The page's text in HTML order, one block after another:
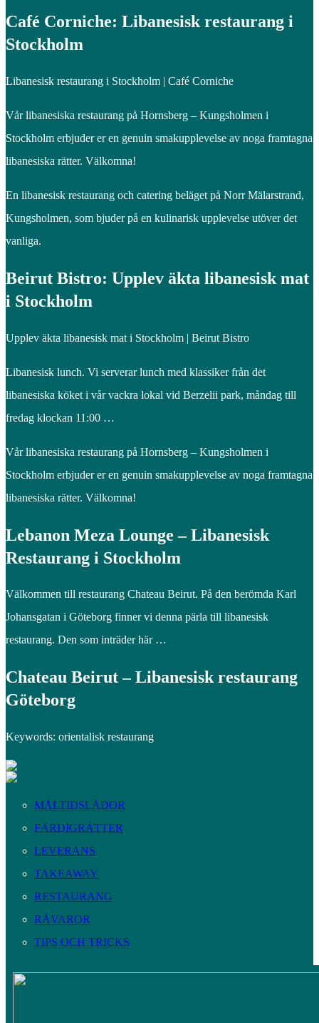
Café Corniche: Libanesisk restaurang i
Stockholm
Libanesisk restaurang i Stockholm | Café Corniche
Vår libanesiska restaurang på Hornsberg – Kungsholmen i
Stockholm erbjuder er en genuin smakupplevelse av noga framtagna
libanesiska rätter. Välkomna!
En libanesisk restaurang och catering beläget på Norr Mälarstrand,
Kungsholmen, som bjuder på en kulinarisk upplevelse utöver det
vanliga.
Beirut Bistro: Upplev äkta libanesisk mat
i Stockholm
Upplev äkta libanesisk mat i Stockholm | Beirut Bistro
Libanesisk lunch. Vi serverar lunch med klassiker från det
libanesiska köket i vår vackra lokal vid Berzelii park, måndag till
fredag klockan 11:00 …
Vår libanesiska restaurang på Hornsberg – Kungsholmen i
Stockholm erbjuder er en genuin smakupplevelse av noga framtagna
libanesiska rätter. Välkomna!
Lebanon Meza Lounge – Libanesisk
Restaurang i Stockholm
Välkommen till restaurang Chateau Beirut. På den berömda Karl
Johansgatan i Göteborg finner vi denna pärla till libanesisk
restaurang. Den som inträder här …
Chateau Beirut – Libanesisk restaurang
Göteborg
Keywords: orientalisk restaurang
MÅLTIDSLÅDOR
FÄRDIGRÄTTER
LEVERANS
TAKEAWAY
RESTAURANG
RÅVAROR
TIPS OCH TRICKS